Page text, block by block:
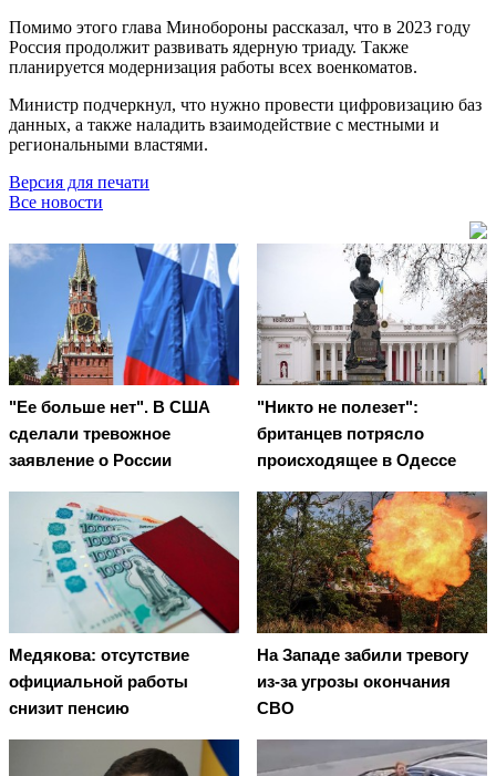
Помимо этого глава Минобороны рассказал, что в 2023 году
Россия продолжит развивать ядерную триаду. Также
планируется модернизация работы всех военкоматов.
Министр подчеркнул, что нужно провести цифровизацию баз
данных, а также наладить взаимодействие с местными и
региональными властями.
Версия для печати
Все новости
"Ее больше нет". В США
сделали тревожное
заявление о России
"Никто не полезет":
британцев потрясло
происходящее в Одессе
Медякова: отсутствие
официальной работы
снизит пенсию
На Западе забили тревогу
из-за угрозы окончания
СВО